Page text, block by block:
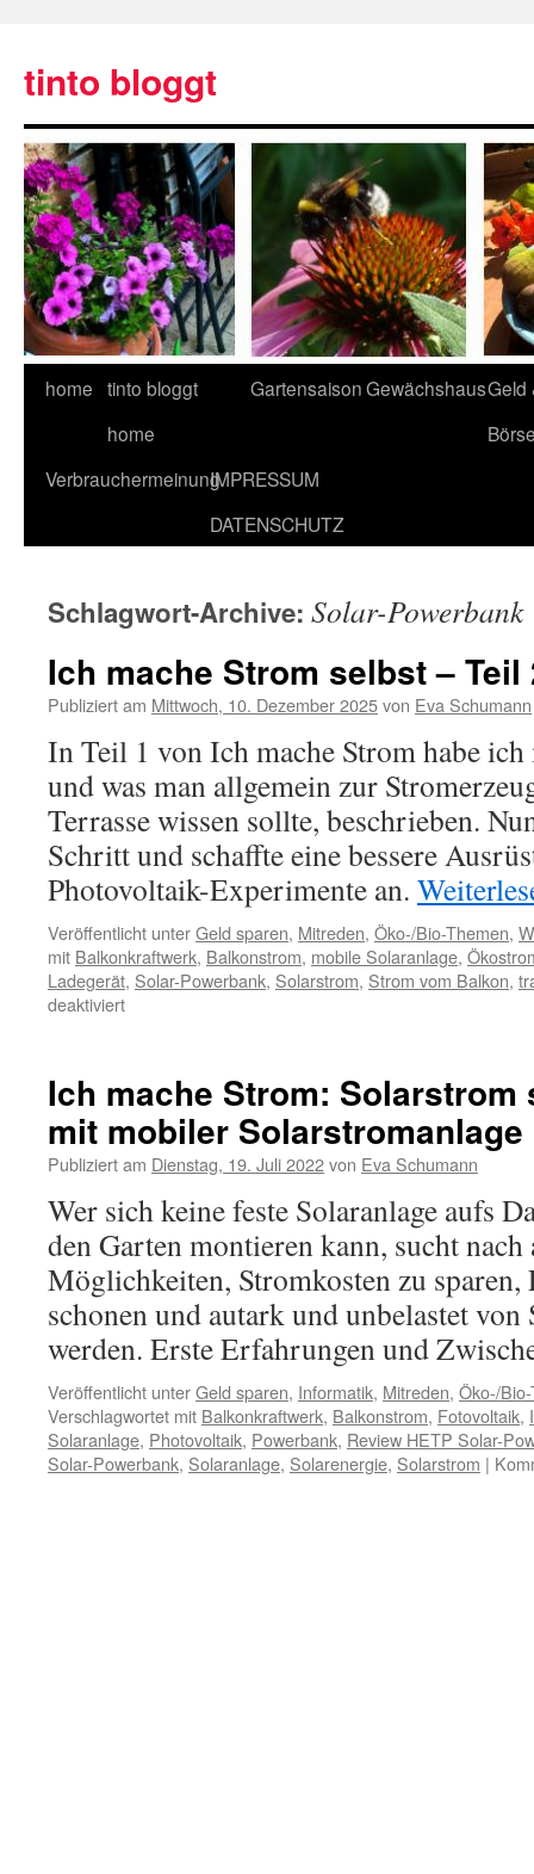
tinto bloggt
home tinto bloggt
home
GartensaisonGewächshausGeld
VerbrauchermeinungIMPRESSUM
DATENSCHUTZ
Schlagwort-Archive: Solar-Powerbank
Ich mache Strom selbst – Teil
Publiziert am Mittwoch, 10. Dezember 2025von Eva Schumann
In Teil 1 von Ich mache Strom habe
und was man allgemein zur
Terrasse wissen sollte, beschrieben.
Schritt und schaffte eine bessere
Photovoltaik-Experimente an.
Veröffentlicht unterGeld sparen, Mitreden, Öko-/Bio-Themen,
mit Balkonkraftwerk, Balkonstrom, mobile Solaranlage,
Ladegerät, Solar-Powerbank, Solarstrom, Strom vom Balkon,
deaktiviert
Ich mache Strom: Solarstrom
mit mobiler Solarstromanlage
Publiziert am Dienstag, 19. Juli 2022von Eva Schumann
Wer sich keine feste Solaranlage aufs
den Garten montieren kann, sucht nach
Möglichkeiten, Stromkosten zu sparen,
schonen und autark und unbelastet
werden. Erste Erfahrungen und
Veröffentlicht unterGeld sparen, Informatik, Mitreden, Öko-/
Verschlagwortet mit Balkonkraftwerk, Balkonstrom, Fotovoltaik,
Solaranlage, Photovoltaik, Powerbank, Review HETP Solar-
Solar-Powerbank, Solaranlage, Solarenergie, Solarstrom |